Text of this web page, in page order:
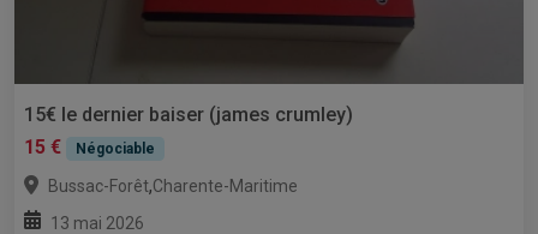
15€ le dernier baiser (james crumley)
15 €
Négociable
Bussac-Forêt,Charente-Maritime
13 mai 2026